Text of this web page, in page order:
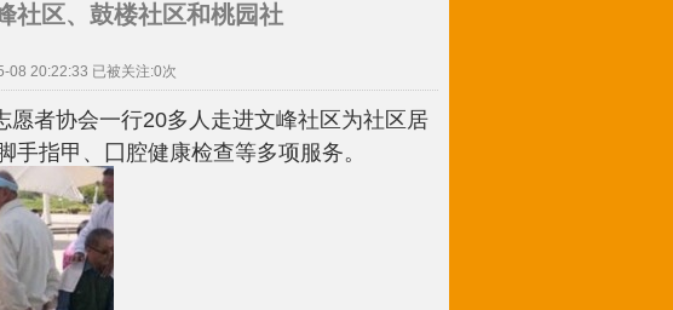
社区、鼓楼社区和桃园社
08 20:22:33 已被关注:0次
愿者协会一行20多人走进文峰社区为社区居
指甲、囗腔健康检查等多项服务。